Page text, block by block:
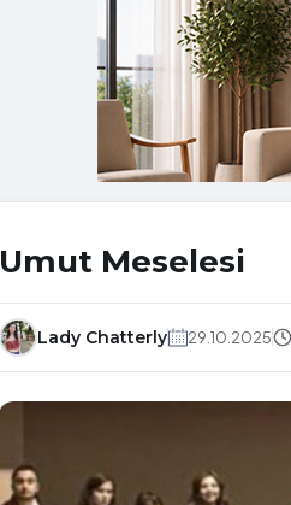
Umut Meselesi
Lady Chatterly 29.10.2025